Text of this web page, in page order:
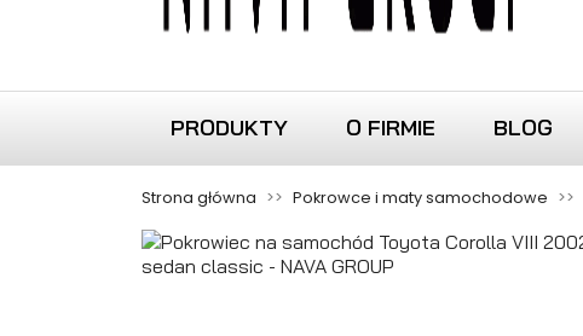
PRODUKTY O FIRMIE BLOG
Strona główna Pokrowce i maty samochodowe